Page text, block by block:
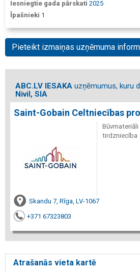
Iesniegtie gada pārskati 2025
Īpašnieki 1
Pieteikt izmaiņas uzņēmuma
ABC.LV IESAKA uzņēmumus, kuru
Nivil, SIA
Saint-Gobain Celtniecības
tirdzniecība
Skandu 7, Rīga, LV-1067
+371 67323803
Atrašanās vieta kartē